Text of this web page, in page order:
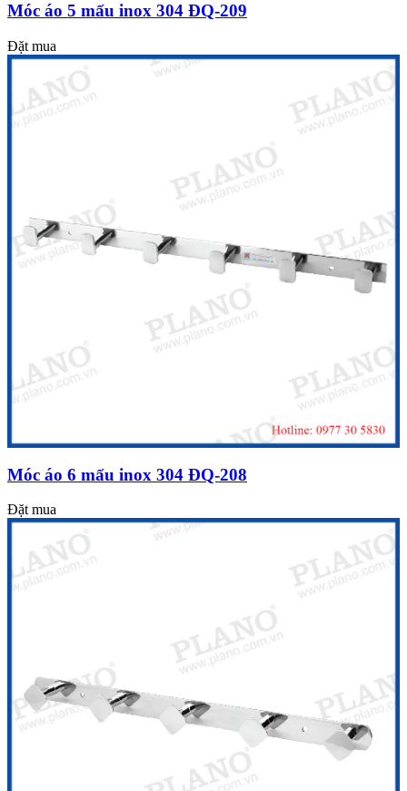
Móc áo 5 mấu inox 304 ĐQ-209
Đặt mua
Móc áo 6 mấu inox 304 ĐQ-208
Đặt mua